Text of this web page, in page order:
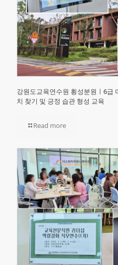
강원도교육연수원 횡성분원ㅣ6급
치 찾기 및 긍정 습관 형성 교육
Read more